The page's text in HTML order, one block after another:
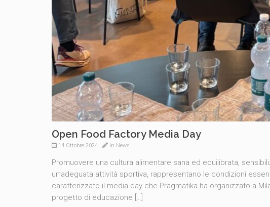
Open Food Factory Media Day
14 Ottobre 2024 In News
Promuovere una cultura alimentare sana ed equilibrata,
un’adeguata attività sportiva, rappresentano le condizioni
caratterizzato il media day che Pragmatika ha organizzato a
progetto di educazione […]